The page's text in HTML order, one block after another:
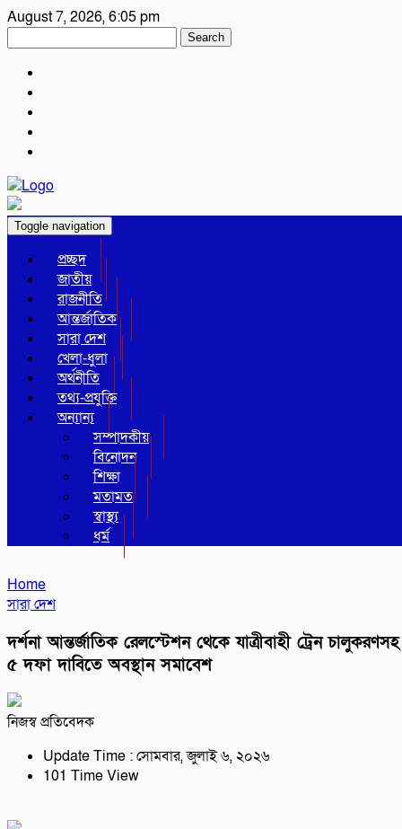
August 7, 2026, 6:05 pm
Search
Toggle navigation
প্রচ্ছদ
জাতীয়
রাজনীতি
আন্তর্জাতিক
সারা দেশ
খেলা-ধুলা
অর্থনীতি
তথ্য-প্রযুক্তি
অন্যান্য
সম্পাদকীয়
বিনোদন
শিক্ষা
মতামত
স্বাস্থ্য
ধর্ম
Home
সারা দেশ
দর্শনা আন্তর্জাতিক রেলস্টেশন থেকে যাত্রীবাহী ট্রেন চালুকরণসহ
৫ দফা দাবিতে অবস্থান সমাবেশ
নিজস্ব প্রতিবেদক
Update Time : সোমবার, জুলাই ৬, ২০২৬
101 Time View